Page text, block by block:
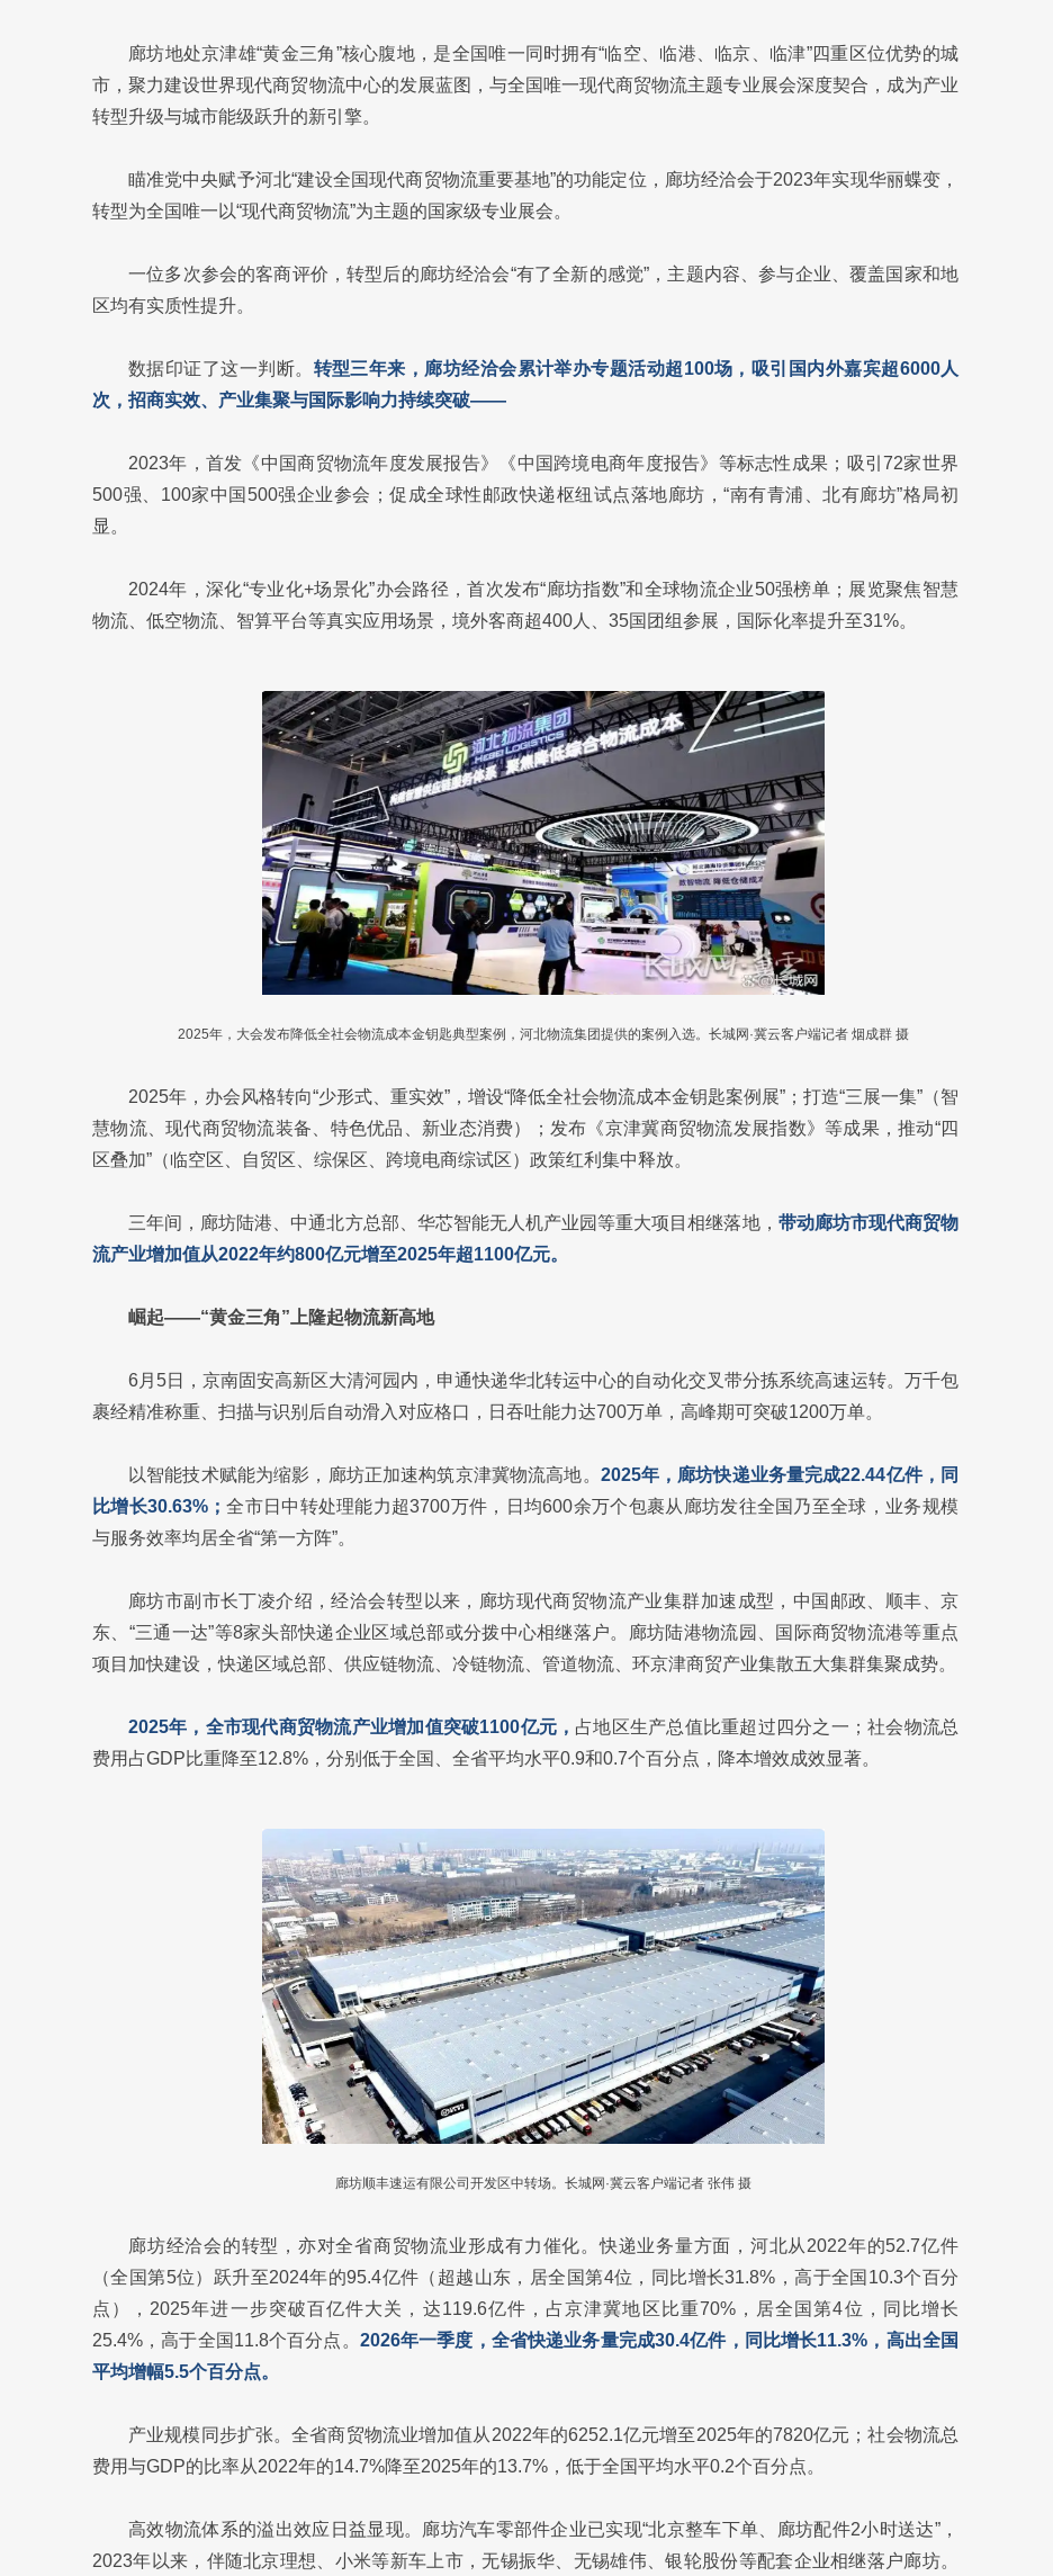
廊坊地处京津雄“黄金三角”核心腹地，是全国唯一同时拥有“临空、临港、临京、临津”四重区位优势的城
市，聚力建设世界现代商贸物流中心的发展蓝图，与全国唯一现代商贸物流主题专业展会深度契合，成为产业
转型升级与城市能级跃升的新引擎。
瞄准党中央赋予河北“建设全国现代商贸物流重要基地”的功能定位，廊坊经洽会于2023年实现华丽蝶变，
转型为全国唯一以“现代商贸物流”为主题的国家级专业展会。
一位多次参会的客商评价，转型后的廊坊经洽会“有了全新的感觉”，主题内容、参与企业、覆盖国家和地
区均有实质性提升。
数据印证了这一判断。 转型三年来，廊坊经洽会累计举办专题活动超100场，吸引国内外嘉宾超6000人
次，招商实效、产业集聚与国际影响力持续突破——
2023年，首发《中国商贸物流年度发展报告》《中国跨境电商年度报告》等标志性成果；吸引72家世界
500强、100家中国500强企业参会；促成全球性邮政快递枢纽试点落地廊坊，“南有青浦、北有廊坊”格局初
显。
2024年，深化“专业化+场景化”办会路径，首次发布“廊坊指数”和全球物流企业50强榜单；展览聚焦智慧
物流、低空物流、智算平台等真实应用场景，境外客商超400人、35国团组参展，国际化率提升至31%。
2025年，大会发布降低全社会物流成本金钥匙典型案例，河北物流集团提供的案例入选。长城网·冀云客户端记者 烟成群 摄
2025年，办会风格转向“少形式、重实效”，增设“降低全社会物流成本金钥匙案例展”；打造“三展一集”（智
慧物流、现代商贸物流装备、特色优品、新业态消费）；发布《京津冀商贸物流发展指数》等成果，推动“四
区叠加”（临空区、自贸区、综保区、跨境电商综试区）政策红利集中释放。
三年间，廊坊陆港、中通北方总部、华芯智能无人机产业园等重大项目相继落地， 带动廊坊市现代商贸物
流产业增加值从2022年约800亿元增至2025年超1100亿元。
崛起——“黄金三角”上隆起物流新高地
6月5日，京南固安高新区大清河园内，申通快递华北转运中心的自动化交叉带分拣系统高速运转。万千包
裹经精准称重、扫描与识别后自动滑入对应格口，日吞吐能力达700万单，高峰期可突破1200万单。
以智能技术赋能为缩影，廊坊正加速构筑京津冀物流高地。 2025年，廊坊快递业务量完成22.44亿件，同
比增长30.63%； 全市日中转处理能力超3700万件，日均600余万个包裹从廊坊发往全国乃至全球，业务规模
与服务效率均居全省“第一方阵”。
廊坊市副市长丁凌介绍，经洽会转型以来，廊坊现代商贸物流产业集群加速成型，中国邮政、顺丰、京
东、“三通一达”等8家头部快递企业区域总部或分拨中心相继落户。廊坊陆港物流园、国际商贸物流港等重点
项目加快建设，快递区域总部、供应链物流、冷链物流、管道物流、环京津商贸产业集散五大集群集聚成势。
2025年，全市现代商贸物流产业增加值突破1100亿元， 占地区生产总值比重超过四分之一；社会物流总
费用占GDP比重降至12.8%，分别低于全国、全省平均水平0.9和0.7个百分点，降本增效成效显著。
廊坊顺丰速运有限公司开发区中转场。长城网·冀云客户端记者 张伟 摄
廊坊经洽会的转型，亦对全省商贸物流业形成有力催化。快递业务量方面，河北从2022年的52.7亿件
（全国第5位）跃升至2024年的95.4亿件（超越山东，居全国第4位，同比增长31.8%，高于全国10.3个百分
点），2025年进一步突破百亿件大关，达119.6亿件，占京津冀地区比重70%，居全国第4位，同比增长
25.4%，高于全国11.8个百分点。 2026年一季度，全省快递业务量完成30.4亿件，同比增长11.3%，高出全国
平均增幅5.5个百分点。
产业规模同步扩张。全省商贸物流业增加值从2022年的6252.1亿元增至2025年的7820亿元；社会物流总
费用与GDP的比率从2022年的14.7%降至2025年的13.7%，低于全国平均水平0.2个百分点。
高效物流体系的溢出效应日益显现。廊坊汽车零部件企业已实现“北京整车下单、廊坊配件2小时送达”，
2023年以来，伴随北京理想、小米等新车上市，无锡振华、无锡雄伟、银轮股份等配套企业相继落户廊坊。